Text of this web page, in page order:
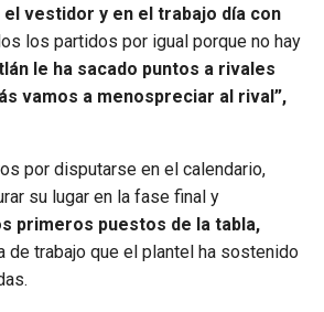
vestidor y en el trabajo día con
los partidos por igual porque no hay
le ha sacado puntos a rivales
vamos a menospreciar al rival”,
por disputarse en el calendario,
su lugar en la fase final y
primeros puestos de la tabla,
de trabajo que el plantel ha sostenido